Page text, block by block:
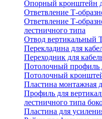
Опорный кронштейн
Ответвление Т-
Ответвление Т-
лестничного типа
Отвод вертикальный
Перекладина для
Переходник для
Потолочный профиль
Потолочный
Пластина монтажная
Профиль для
лестничного типа
Пластина для